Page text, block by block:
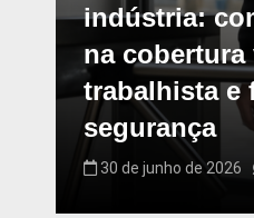
indústria:
na cobertura
trabalhista e
segurança
30 de junho de 2026